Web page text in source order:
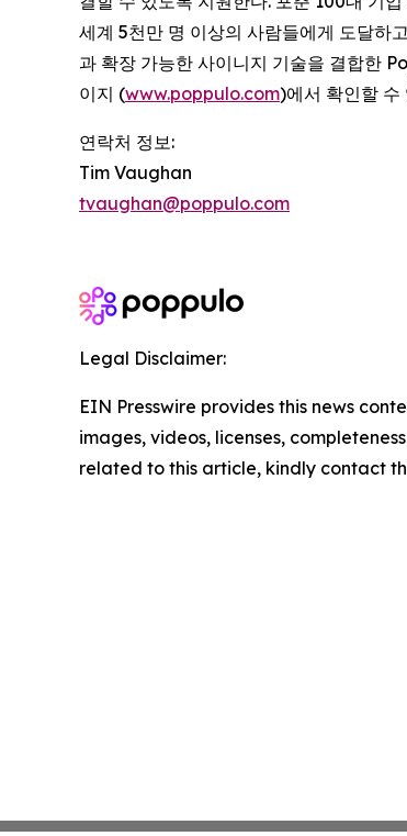
세계 5천만 명 이상의 사람들에게 도달하
과 확장 가능한 사이니지 기술을 결합한
이지 (www.poppulo.com)에서 확인할 수
연락처 정보:
Tim Vaughan
tvaughan@poppulo.com
Legal Disclaimer:
EIN Presswire provides this news
images, videos, licenses,
related to this article, kindly contact